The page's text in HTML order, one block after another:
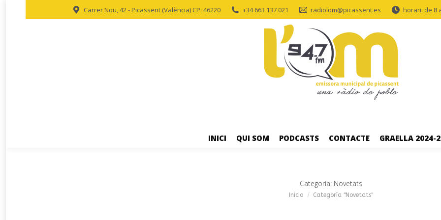
Carrer Nou, 42 - Picassent (València) CP: 46220 +34 663 137 021 radiolom@picassent.es horari: de 8
INICI QUI SOM PODCASTS CONTACTE GRAELLA 2024-
Categoría: Novetats
Estás aquí:
Inicio Categoría "Novetats"